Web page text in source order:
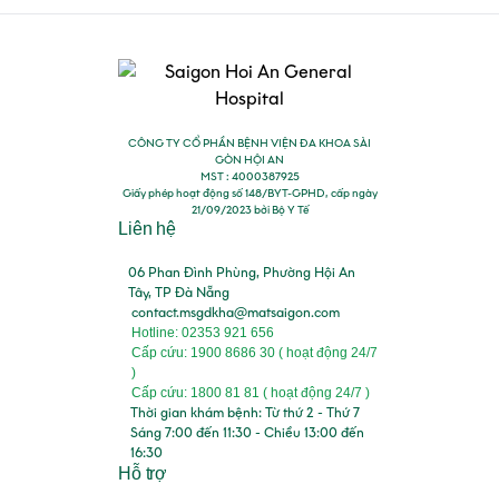
CÔNG TY CỔ PHẦN BỆNH VIỆN ĐA KHOA SÀI
GÒN HỘI AN
MST : 4000387925
Giấy phép hoạt động số 148/BYT-GPHD, cấp ngày
21/09/2023 bởi Bộ Y Tế
Liên hệ
06 Phan Đình Phùng, Phường Hội An
Tây, TP Đà Nẵng
contact.msgdkha@matsaigon.com
Hotline: 02353 921 656
Cấp cứu: 1900 8686 30 ( hoạt động 24/7
)
Cấp cứu: 1800 81 81 ( hoạt động 24/7 )
Thời gian khám bệnh: Từ thứ 2 - Thứ 7
Sáng 7:00 đến 11:30 - Chiều 13:00 đến
16:30
Hỗ trợ